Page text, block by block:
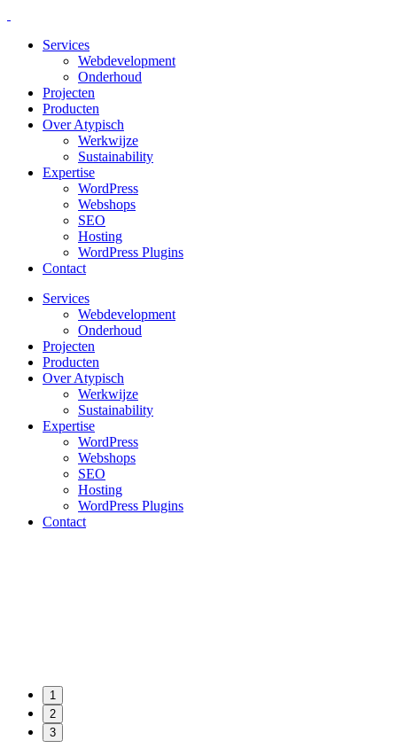
Services
Webdevelopment
Onderhoud
Projecten
Producten
Over Atypisch
Werkwijze
Sustainability
Expertise
WordPress
Webshops
SEO
Hosting
WordPress Plugins
Contact
Services
Webdevelopment
Onderhoud
Projecten
Producten
Over Atypisch
Werkwijze
Sustainability
Expertise
WordPress
Webshops
SEO
Hosting
WordPress Plugins
Contact
1
2
3